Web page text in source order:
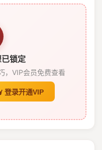
锁定
，VIP会员免费查看
登录开通VIP